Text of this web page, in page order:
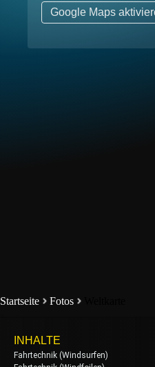
Google Maps
Startseite Fotos
INHALTE
Fahrtechnik (Windsurfen)